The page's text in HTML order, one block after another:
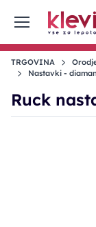
TRGOVINA
Nastavki -
Ruck